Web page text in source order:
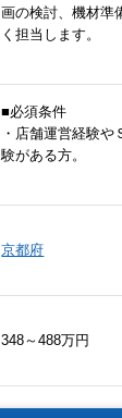
画の検討、機材準
く担当します。
■必須条件
・店舗運営経験
験がある方。
京都府
348～488万円